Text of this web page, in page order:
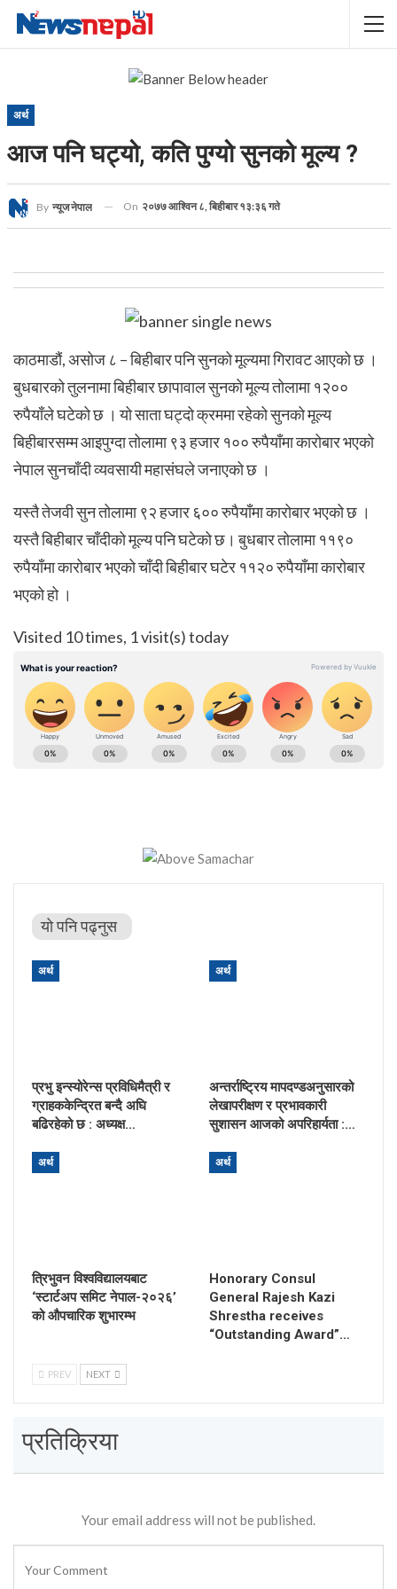
अर्थ
आज पनि घट्यो, कति पुग्यो सुनको मूल्य ?
By न्यूज नेपाल On २०७७ आश्विन ८, बिहीबार १३:३६ गते
काठमाडौं, असोज ८ – बिहीबार पनि सुनको मूल्यमा गिरावट आएको छ ।
बुधबारको तुलनामा बिहीबार छापावाल सुनको मूल्य तोलामा १२००
रुपैयाँले घटेको छ । यो साता घट्दो क्रममा रहेको सुनको मूल्य
बिहीबारसम्म आइपुग्दा तोलामा ९३ हजार १०० रुपैयाँमा कारोबार भएको
नेपाल सुनचाँदी व्यवसायी महासंघले जनाएको छ ।
यस्तै तेजवी सुन तोलामा ९२ हजार ६०० रुपैयाँमा कारोबार भएको छ ।
यस्तै बिहीबार चाँदीको मूल्य पनि घटेको छ। बुधबार तोलामा ११९०
रुपैयाँमा कारोबार भएको चाँदी बिहीबार घटेर ११२० रुपैयाँमा कारोबार
भएको हो ।
Visited 10 times, 1 visit(s) today
यो पनि पढ्नुस
अर्थ
प्रभु इन्स्योरेन्स प्रविधिमैत्री र
ग्राहककेन्द्रित बन्दै अघि
बढिरहेको छ : अध्यक्ष…
अर्थ
अन्तर्राष्ट्रिय मापदण्डअनुसारको
लेखापरीक्षण र प्रभावकारी
सुशासन आजको अपरिहार्यता :…
अर्थ
त्रिभुवन विश्वविद्यालयबाट
‘स्टार्टअप समिट नेपाल-२०२६’
को औपचारिक शुभारम्भ
अर्थ
Honorary Consul
General Rajesh Kazi
Shrestha receives
“Outstanding Award”…
PREV NEXT
प्रतिक्रिया
Your email address will not be published.